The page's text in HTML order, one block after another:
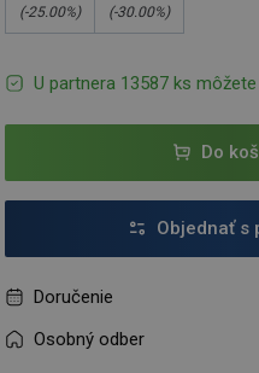
(-25.00%) (-30.00%)
U partnera 13587 ks môžete
Do
Objednať s
Doručenie
Osobný odber